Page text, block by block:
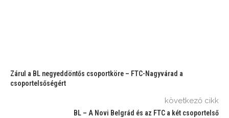
Zárul a BL negyeddöntős csoportköre – FTC-Nagyvárad a
csoportelsőségért
következő cikk
BL – A Novi Belgrád és az FTC a két csoportelső